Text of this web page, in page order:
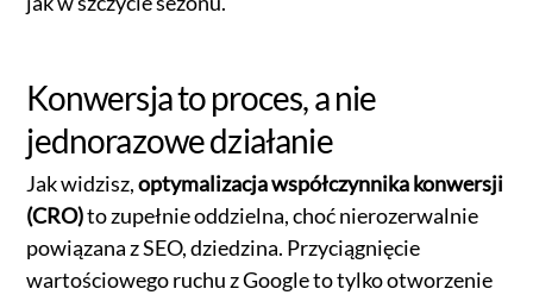
Konwersja to proces, a nie
jednorazowe działanie
Jak widzisz,optymalizacja współczynnika konwersji
(CRO)to zupełnie oddzielna, choć nierozerwalnie
powiązana z SEO, dziedzina. Przyciągnięcie
wartościowego ruchu z Google to tylko otworzenie